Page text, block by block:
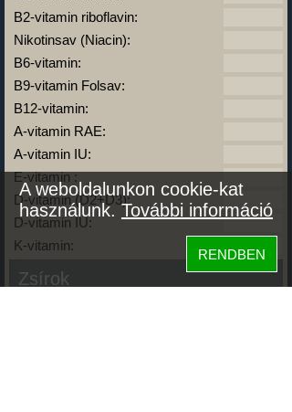
B2-vitamin riboflavin:
Nikotinsav (Niacin):
B6-vitamin:
B9-vitamin Folsav:
B12-vitamin:
A-vitamin RAE:
A-vitamin IU:
E-vitamin :
D-vitamin (D2+D3):
D-vitamin IU:
K-vitamin:
Zsírok
A weboldalunkon cookie-kat
használunk.További információ
RENDBEN